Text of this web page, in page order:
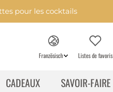
pour les cocktails
Französisch Listes de favoris
CADEAUX SAVOIR-FAIRE